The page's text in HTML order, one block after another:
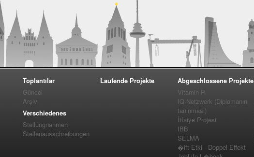
Toplantılar
Güncel
Arşiv
Verschiedenes
Stellungnahmen
Stellenausschreibungen
Laufende Projekte
Abgeschlossene Projekte
Vitamin P
IQ-Netzwerk (Diplomanın
tanınması)
İtfaiye Projesi
IBB
SELMA
�ift Etki - Doppel Effekt